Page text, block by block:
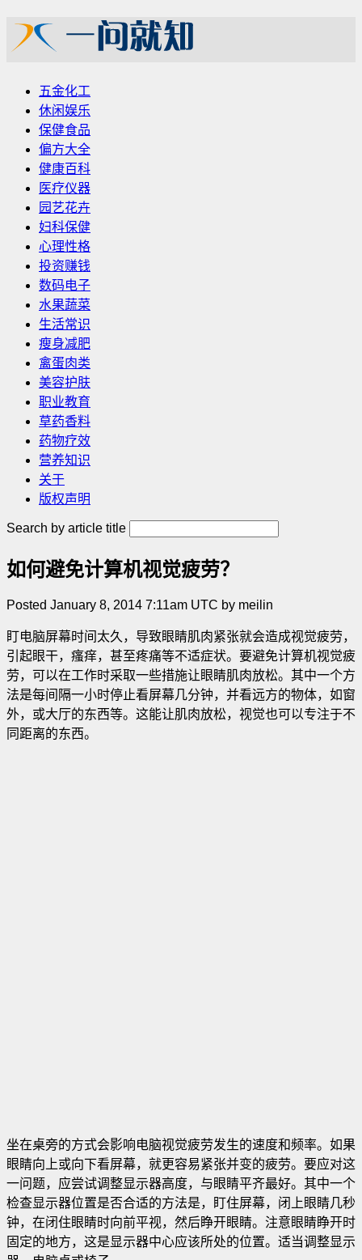
五金化工
休闲娱乐
保健食品
偏方大全
健康百科
医疗仪器
园艺花卉
妇科保健
心理性格
投资赚钱
数码电子
水果蔬菜
生活常识
瘦身减肥
禽蛋肉类
美容护肤
职业教育
草药香料
药物疗效
营养知识
关于
版权声明
Search by article title
如何避免计算机视觉疲劳？
Posted January 8, 2014 7:11am UTC by meilin
盯电脑屏幕时间太久，导致眼睛肌肉紧张就会造成视觉疲劳，
引起眼干，瘙痒，甚至疼痛等不适症状。要避免计算机视觉疲
劳，可以在工作时采取一些措施让眼睛肌肉放松。其中一个方
法是每间隔一小时停止看屏幕几分钟，并看远方的物体，如窗
外，或大厅的东西等。这能让肌肉放松，视觉也可以专注于不
同距离的东西。
坐在桌旁的方式会影响电脑视觉疲劳发生的速度和频率。如果
眼睛向上或向下看屏幕，就更容易紧张并变的疲劳。要应对这
一问题，应尝试调整显示器高度，与眼睛平齐最好。其中一个
检查显示器位置是否合适的方法是，盯住屏幕，闭上眼睛几秒
钟，在闭住眼睛时向前平视，然后睁开眼睛。注意眼睛睁开时
固定的地方，这是显示器中心应该所处的位置。适当调整显示